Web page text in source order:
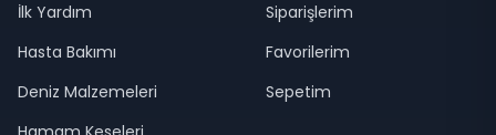
İlk Yardım
Hasta Bakımı
Deniz Malzemeleri
Siparişlerim
Favorilerim
Sepetim